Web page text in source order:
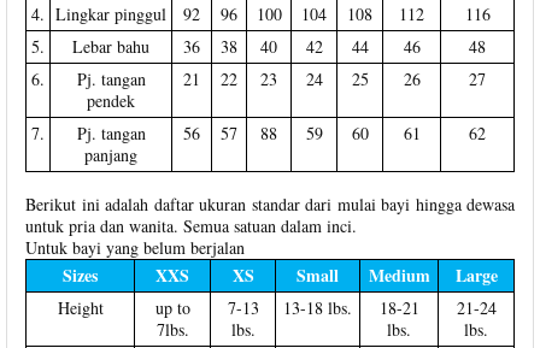
4. Lingkar pinggul 92 96 100 104 108 112
116
5.
Lebar bahu 36 38 40 42 44 46
48
6.
Pj. tangan
pendek
21 22 23 24 25 26 27
7.
Pj. tangan
panjang
56 57 88 59 60 61 62
Berikut ini adalah daftar ukuran standar dari mulai bayi hingga dewasa
untuk pria dan wanita. Semua satuan dalam inci.
Untuk bayi yang belum berjalan
Sizes XXS XS Small Medium Large
Height
up to
7lbs.
7-13
lbs.
13-18 lbs.
18-21
lbs.
21-24
lbs.